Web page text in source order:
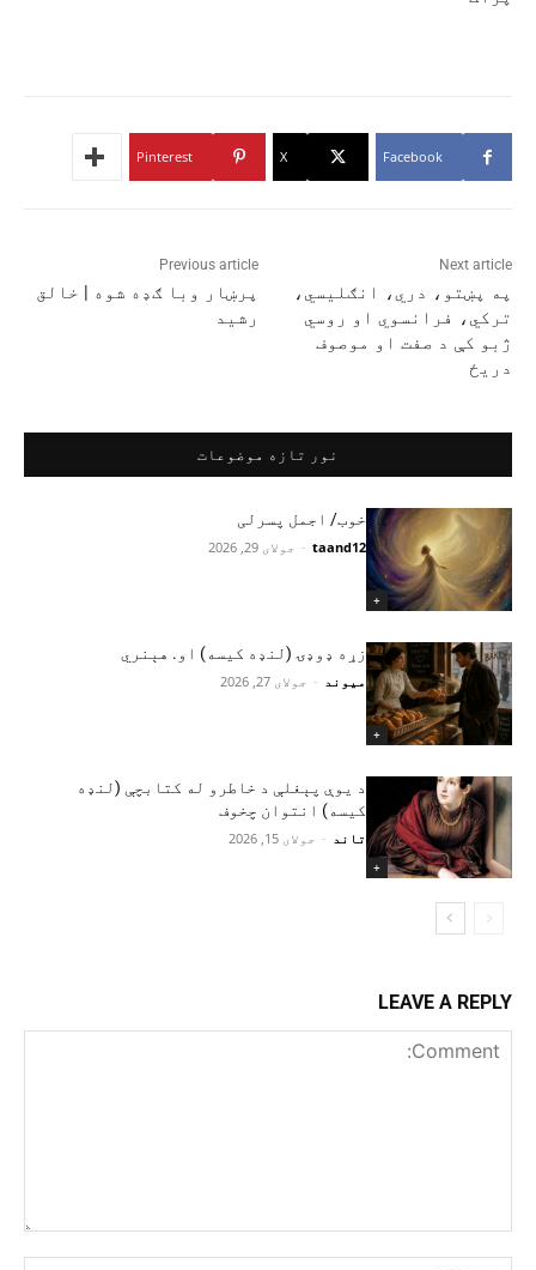
Facebook
X
Pinterest
Previous article
پرښار وبا ګډه شوه | خالق
رشید
Next article
په پښتو، دري، انګليسي،
ترکي، فرانسوي او روسي
ژبو کې د صفت او موصوف
دريځ
نور تازه موضوعات
+
خوب/ اجمل پسرلی
taand12
- جولای 29, 2026
+
زړه ډوډۍ (لنډه کیسه) او. هېنري
میوند - جولای 27, 2026
+
د یوې پېغلې د خاطرو له کتابچې (لنډه
کیسه) انتوان چخوف
تاند - جولای 15, 2026
LEAVE A REPLY